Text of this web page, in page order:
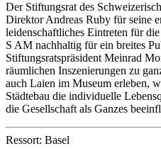
Der Stiftungsrat des
Direktor Andreas Ruby für seine
leidenschaftliches Eintreten für
S AM nachhaltig für ein breites
Stiftungsratspräsident Meinrad
räumlichen Inszenierungen zu
auch Laien im Museum erleben,
Städtebau die individuelle
die Gesellschaft als Ganzes
Ressort: Basel